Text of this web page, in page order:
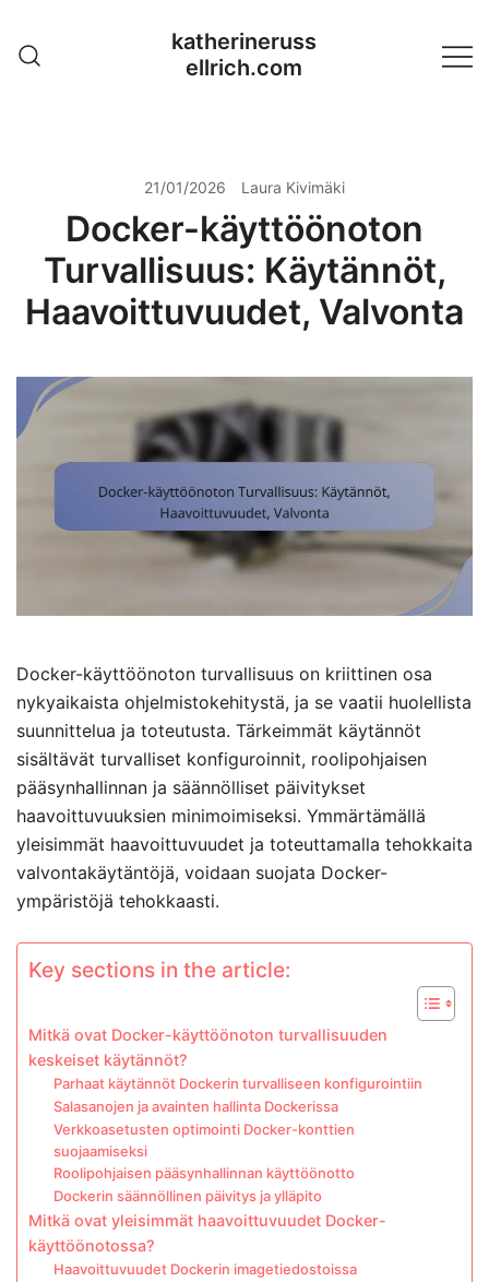
content
katherineruss
ellrich.com
21/01/2026 Laura Kivimäki
Docker-käyttöönoton
Turvallisuus: Käytännöt,
Haavoittuvuudet, Valvonta
Docker-käyttöönoton turvallisuus on kriittinen osa
nykyaikaista ohjelmistokehitystä, ja se vaatii huolellista
suunnittelua ja toteutusta. Tärkeimmät käytännöt
sisältävät turvalliset konfiguroinnit, roolipohjaisen
pääsynhallinnan ja säännölliset päivitykset
haavoittuvuuksien minimoimiseksi. Ymmärtämällä
yleisimmät haavoittuvuudet ja toteuttamalla tehokkaita
valvontakäytäntöjä, voidaan suojata Docker-
ympäristöjä tehokkaasti.
Key sections in the article:
Mitkä ovat Docker-käyttöönoton turvallisuuden
keskeiset käytännöt?
Parhaat käytännöt Dockerin turvalliseen konfigurointiin
Salasanojen ja avainten hallinta Dockerissa
Verkkoasetusten optimointi Docker-konttien
suojaamiseksi
Roolipohjaisen pääsynhallinnan käyttöönotto
Dockerin säännöllinen päivitys ja ylläpito
Mitkä ovat yleisimmät haavoittuvuudet Docker-
käyttöönotossa?
Haavoittuvuudet Dockerin imagetiedostoissa